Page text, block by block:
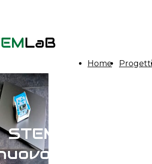
LaB
Home Progetti
STEM, da un
angolo